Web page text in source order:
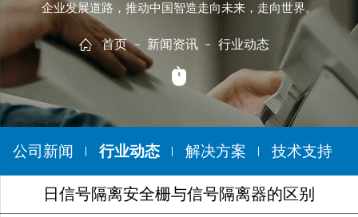
企业发展道路，推动中国智造走向未来，走向世界。
首页 新闻资讯 行业动态
公司新闻 行业动态 解决方案 技术支持
日信号隔离安全栅与信号隔离器的区别